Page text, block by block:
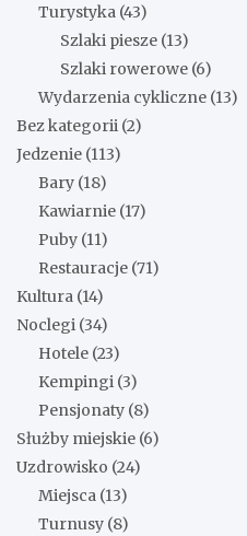
Turystyka (43)
Szlaki piesze (13)
Szlaki rowerowe (6)
Wydarzenia cykliczne (13)
Bez kategorii (2)
Jedzenie (113)
Bary (18)
Kawiarnie (17)
Puby (11)
Restauracje (71)
Kultura (14)
Noclegi (34)
Hotele (23)
Kempingi (3)
Pensjonaty (8)
Służby miejskie (6)
Uzdrowisko (24)
Miejsca (13)
Turnusy (8)